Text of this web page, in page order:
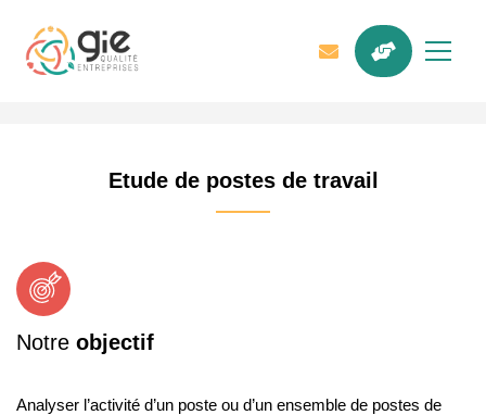
Etude de postes de travail
Notre objectif
Analyser l’activité d’un poste ou d’un ensemble de postes de